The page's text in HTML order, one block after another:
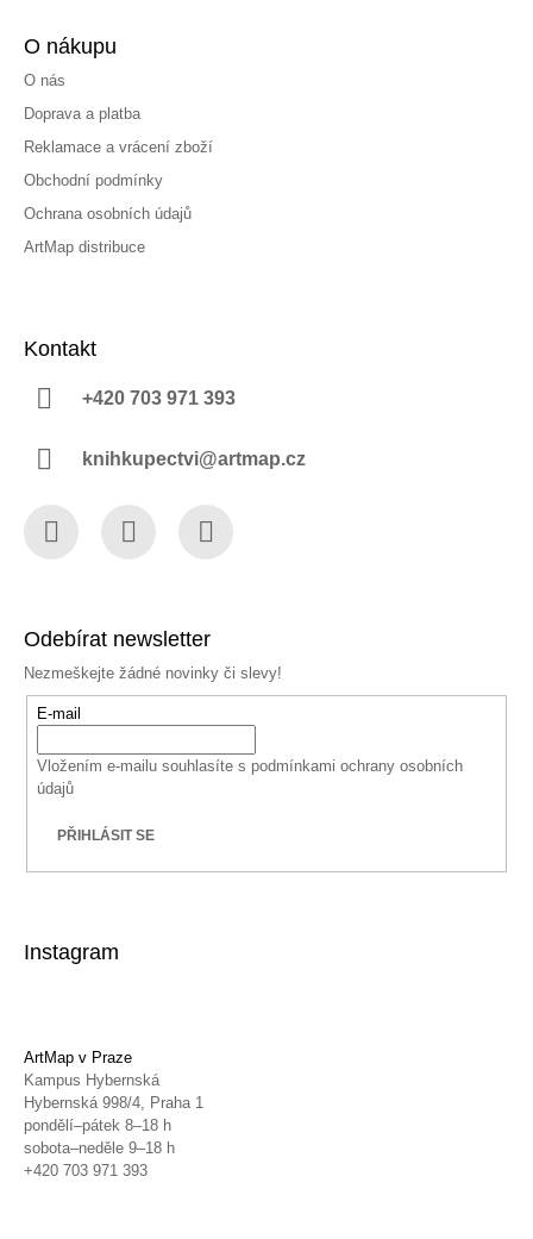
O nákupu
O nás
Doprava a platba
Reklamace a vrácení zboží
Obchodní podmínky
Ochrana osobních údajů
ArtMap distribuce
Kontakt
+420 703 971 393
knihkupectvi@artmap.cz
Odebírat newsletter
Nezmeškejte žádné novinky či slevy!
E-mail
Vložením e-mailu souhlasíte s podmínkami ochrany osobních
údajů
PŘIHLÁSIT SE
Instagram
ArtMap v Praze
Kampus Hybernská
Hybernská 998/4, Praha 1
pondělí–pátek 8–18 h
sobota–neděle 9–18 h
+420 703 971 393